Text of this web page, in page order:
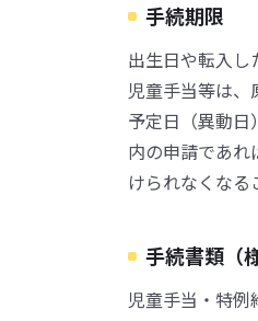
手続期限
出生日や転入
児童手当等は
予定日（異動
内の申請であれ
けられなくなる
手続書類（
児童手当・特